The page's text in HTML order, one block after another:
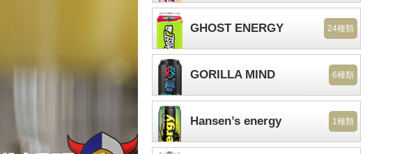
GHOST ENERGY 24種類
GORILLA MIND 6種類
Hansen’s energy 1種類